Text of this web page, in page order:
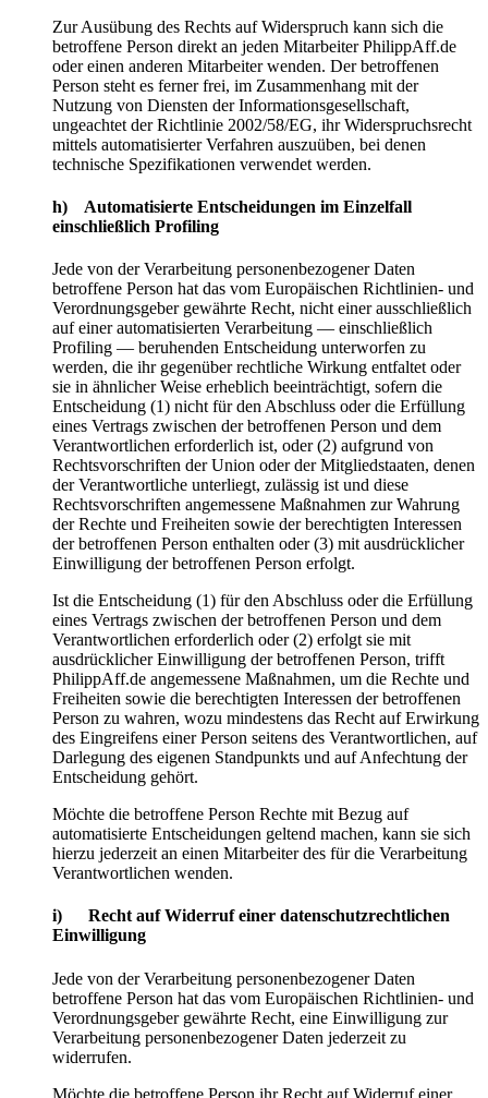
Zur Ausübung des Rechts auf Widerspruch kann sich die
betroffene Person direkt an jeden Mitarbeiter PhilippAff.de
oder einen anderen Mitarbeiter wenden. Der betroffenen
Person steht es ferner frei, im Zusammenhang mit der
Nutzung von Diensten der Informationsgesellschaft,
ungeachtet der Richtlinie 2002/58/EG, ihr Widerspruchsrecht
mittels automatisierter Verfahren auszuüben, bei denen
technische Spezifikationen verwendet werden.
h) Automatisierte Entscheidungen im Einzelfall
einschließlich Profiling
Jede von der Verarbeitung personenbezogener Daten
betroffene Person hat das vom Europäischen Richtlinien- und
Verordnungsgeber gewährte Recht, nicht einer ausschließlich
auf einer automatisierten Verarbeitung — einschließlich
Profiling — beruhenden Entscheidung unterworfen zu
werden, die ihr gegenüber rechtliche Wirkung entfaltet oder
sie in ähnlicher Weise erheblich beeinträchtigt, sofern die
Entscheidung (1) nicht für den Abschluss oder die Erfüllung
eines Vertrags zwischen der betroffenen Person und dem
Verantwortlichen erforderlich ist, oder (2) aufgrund von
Rechtsvorschriften der Union oder der Mitgliedstaaten, denen
der Verantwortliche unterliegt, zulässig ist und diese
Rechtsvorschriften angemessene Maßnahmen zur Wahrung
der Rechte und Freiheiten sowie der berechtigten Interessen
der betroffenen Person enthalten oder (3) mit ausdrücklicher
Einwilligung der betroffenen Person erfolgt.
Ist die Entscheidung (1) für den Abschluss oder die Erfüllung
eines Vertrags zwischen der betroffenen Person und dem
Verantwortlichen erforderlich oder (2) erfolgt sie mit
ausdrücklicher Einwilligung der betroffenen Person, trifft
PhilippAff.de angemessene Maßnahmen, um die Rechte und
Freiheiten sowie die berechtigten Interessen der betroffenen
Person zu wahren, wozu mindestens das Recht auf Erwirkung
des Eingreifens einer Person seitens des Verantwortlichen, auf
Darlegung des eigenen Standpunkts und auf Anfechtung der
Entscheidung gehört.
Möchte die betroffene Person Rechte mit Bezug auf
automatisierte Entscheidungen geltend machen, kann sie sich
hierzu jederzeit an einen Mitarbeiter des für die Verarbeitung
Verantwortlichen wenden.
i) Recht auf Widerruf einer datenschutzrechtlichen
Einwilligung
Jede von der Verarbeitung personenbezogener Daten
betroffene Person hat das vom Europäischen Richtlinien- und
Verordnungsgeber gewährte Recht, eine Einwilligung zur
Verarbeitung personenbezogener Daten jederzeit zu
widerrufen.
Möchte die betroffene Person ihr Recht auf Widerruf einer